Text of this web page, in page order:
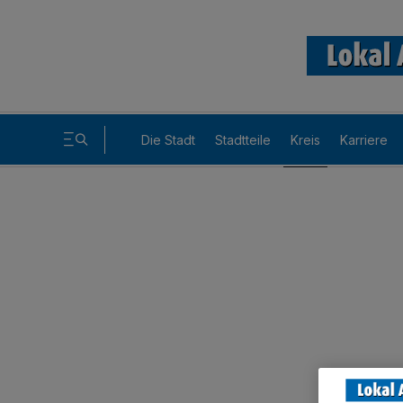
Die Stadt Stadtteile Kreis Karriere